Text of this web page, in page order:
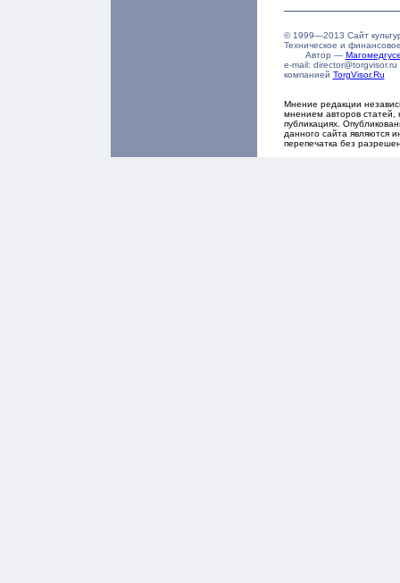
© 1999—2013 Сайт
Техническое и
Автор —
e-mail:
компанией TorgVisor.Ru
Мнение редакции
мнением авторов статей,
публикациях.
данного сайта являются
перепечатка без